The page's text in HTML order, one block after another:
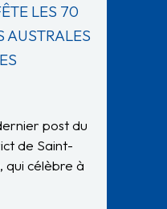
LES 70
AUSTRALES
post du
de Saint-
qui célèbre à